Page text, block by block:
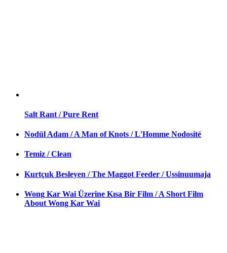
Salt Rant / Pure Rent
Nodül Adam / A Man of Knots / L'Homme Nodosité
Temiz / Clean
Kurtçuk Besleyen / The Maggot Feeder / Ussinuumaja
Wong Kar Wai Üzerine Kısa Bir Film / A Short Film
About Wong Kar Wai